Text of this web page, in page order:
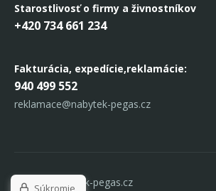
Starostlivosť o firmy a živnostníkov
+420 734 661 234
Fakturácia, expedície,reklamácie:
940 499 552
reklamace@nabytek-pegas.cz
© 2017 Nabytek-pegas.cz
Súkromie